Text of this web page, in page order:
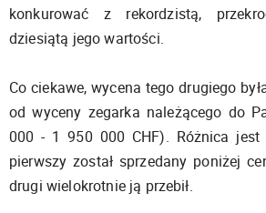
konkurować z rekordzistą,
dziesiątą jego wartości.
Co ciekawe, wycena tego drugiego
od wyceny zegarka należącego do
000 - 1 950 000 CHF). Różnica
pierwszy został sprzedany poniżej
drugi wielokrotnie ją przebił.